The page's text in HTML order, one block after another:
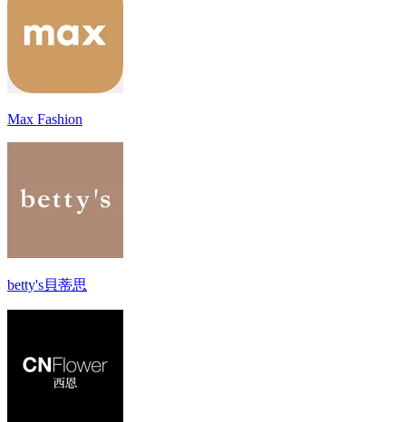
Max Fashion
betty's貝蒂思